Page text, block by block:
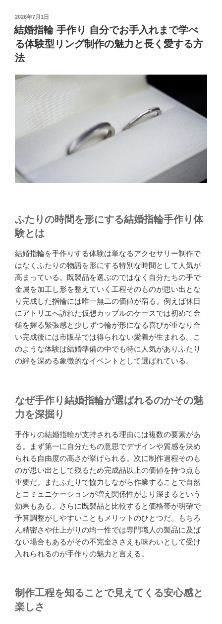
投
稿
日:
2026年7月1日
結婚指輪 手作り 自分でお手入れまで学べ
る体験型リング制作の魅力と長く愛する方
法
ふたりの時間を形にする結婚指輪手作り体
験とは
結婚指輪を手作りする体験は単なるアクセサリー制作で
はなくふたりの物語を形にする特別な時間として人気が
高まっている。既製品を選ぶのではなく自分たちの手で
金属を加工し形を整えていく工程そのものが思い出とな
り完成した指輪には唯一無二の価値が宿る。例えば休日
にアトリエへ訪れた仮想カップルのケースでは初めて金
槌を握る緊張感と少しずつ輪が形になる喜びが重なり合
い完成後には市販品では得られない愛着が生まれる。こ
のような体験は結婚準備の中でも特に人気がありふたり
の絆を深める象徴的なイベントとして選ばれている。
なぜ手作り結婚指輪が選ばれるのかその魅
力を深掘り
手作りの結婚指輪が支持される理由には複数の要素があ
る。まず第一に自分たちの意思でデザインや質感を決め
られる自由度の高さが挙げられる。次に制作過程そのも
のが思い出として残るため完成品以上の価値を持つ点も
重要だ。またふたりで協力しながら作業することで自然
とコミュニケーションが増え関係性がより深まるという
効果もある。さらに既製品と比較すると価格帯が明確で
予算調整がしやすいこともメリットのひとつだ。もちろ
ん精密さや仕上がりの均一性では専門職人の製品に及ば
ない場合もあるがその不完全ささえも味わいとして受け
入れられるのが手作りの魅力と言える。
制作工程を知ることで見えてくる安心感と
楽しさ